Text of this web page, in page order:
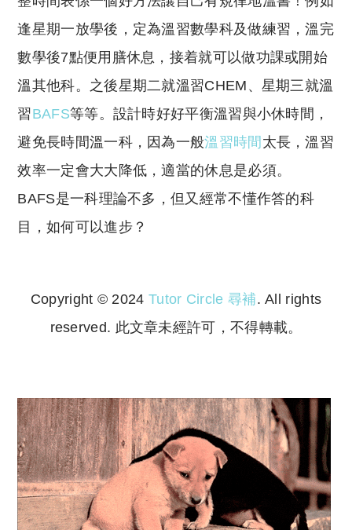
逢星期一放學後，定為溫習數學科及做練習，溫完
數學後7點便用膳休息，接着就可以做功課或開始
溫其他科。之後星期二就溫習CHEM、星期三就溫
習BAFS等等。設計時好好平衡溫習與小休時間，
避免長時間溫一科，因為一般溫習時間 太長，溫習
效率一定會大大降低，適當的休息是必須。
BAFS是一科理論不多，但又經常不懂作答的科
目，如何可以進步？
Copyright © 2024 Tutor Circle 尋補. All rights
reserved. 此文章未經許可，不得轉載。